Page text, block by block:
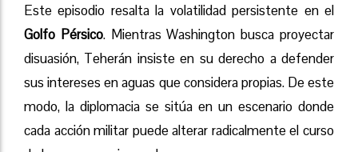
Este episodio resalta la volatilidad persistente en el
Golfo Pérsico. Mientras Washington busca proyectar
disuasión, Teherán insiste en su derecho a defender
sus intereses en aguas que considera propias. De este
modo, la diplomacia se sitúa en un escenario donde
cada acción militar puede alterar radicalmente el curso